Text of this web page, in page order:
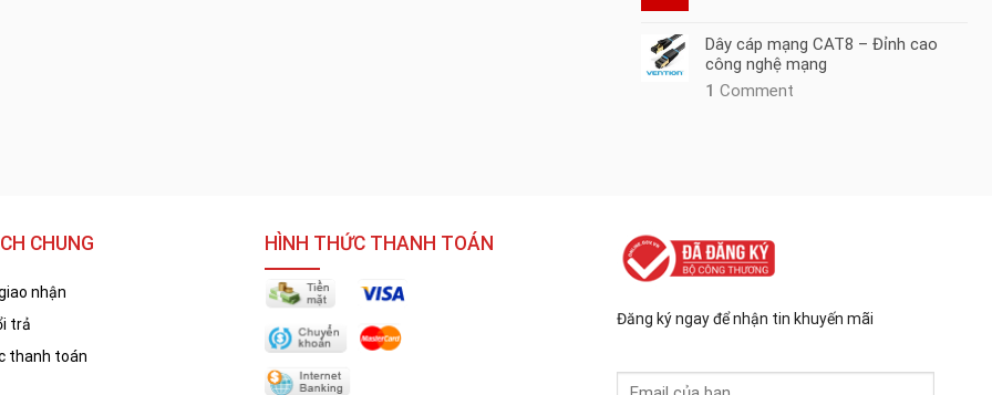
Dây cáp mạng CAT8 – Đỉnh cao
công nghệ mạng
1 Comment
CHUNG
nhận
trả
thanh toán
HÌNH THỨC THANH TOÁN
Đăng ký ngay để nhận tin khuyến mãi